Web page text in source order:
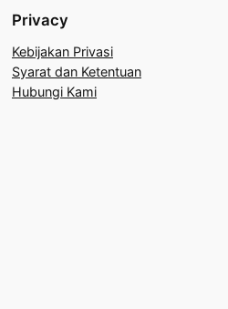
Privacy
Kebijakan Privasi
Syarat dan Ketentuan
Hubungi Kami